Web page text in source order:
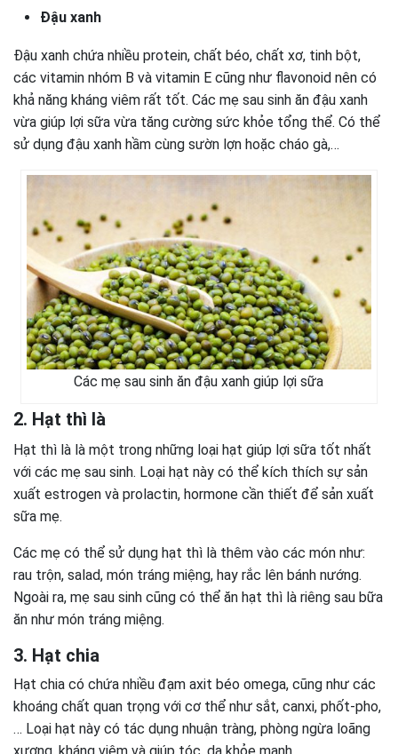
Đậu xanh
Đậu xanh chứa nhiều protein, chất béo, chất xơ, tinh bột,
các vitamin nhóm B và vitamin E cũng như flavonoid nên có
khả năng kháng viêm rất tốt. Các mẹ sau sinh ăn đậu xanh
vừa giúp lợi sữa vừa tăng cường sức khỏe tổng thể. Có thể
sử dụng đậu xanh hầm cùng sườn lợn hoặc cháo gà,…
Các mẹ sau sinh ăn đậu xanh giúp lợi sữa
2. Hạt thì là
Hạt thì là là một trong những loại hạt giúp lợi sữa tốt nhất
với các mẹ sau sinh. Loại hạt này có thể kích thích sự sản
xuất estrogen và prolactin, hormone cần thiết để sản xuất
sữa mẹ.
Các mẹ có thể sử dụng hạt thì là thêm vào các món như:
rau trộn, salad, món tráng miệng, hay rắc lên bánh nướng.
Ngoài ra, mẹ sau sinh cũng có thể ăn hạt thì là riêng sau bữa
ăn như món tráng miệng.
3. Hạt chia
Hạt chia có chứa nhiều đạm axit béo omega, cũng như các
khoáng chất quan trọng với cơ thể như sắt, canxi, phốt-pho,
… Loại hạt này có tác dụng nhuận tràng, phòng ngừa loãng
xương, kháng viêm và giúp tóc, da khỏe mạnh.